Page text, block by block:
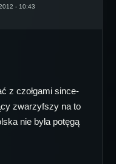
- 10:43
z czołgami since-
zwarzyfszy na to
nie była potęgą